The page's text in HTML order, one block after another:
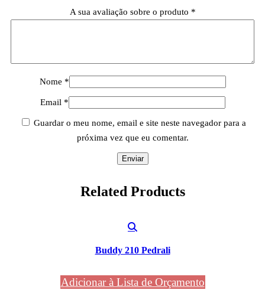
A sua avaliação sobre o produto *
Nome *
Email *
Guardar o meu nome, email e site neste navegador para a
próxima vez que eu comentar.
Related Products
Buddy 210 Pedrali
Adicionar à Lista de Orçamento